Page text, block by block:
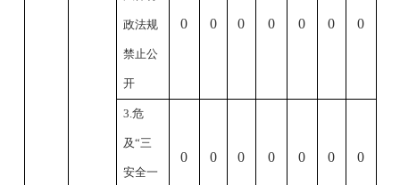
政法规
禁止公
开
0 0 0 0 0 0 0
3.危
及“三
安全一
0 0 0 0 0 0 0